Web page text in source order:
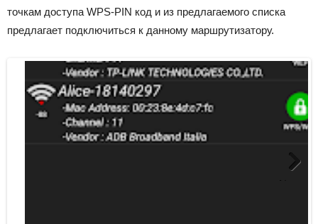
точкам доступа WPS-PIN код и из предлагаемого списка
предлагает подключиться к данному маршрутизатору.
Next